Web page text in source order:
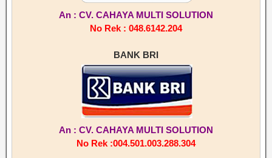
An : CV. CAHAYA MULTI SOLUTION
No Rek : 048.6142.204
BANK BRI
An : CV. CAHAYA MULTI SOLUTION
No Rek :004.501.003.288.304